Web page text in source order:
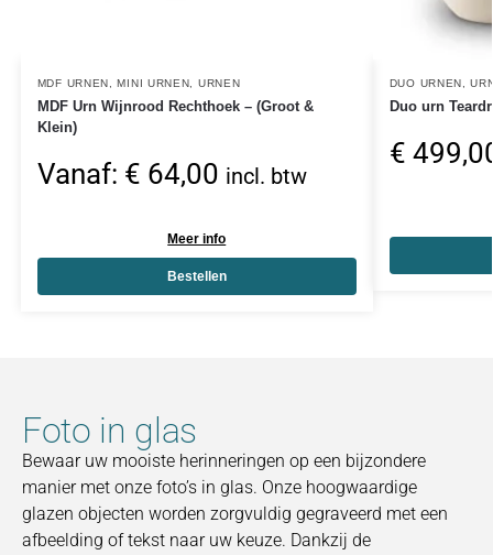
MDF URNEN ,MINI URNEN URNEN
MDF Urn Wijnrood Rechthoek – (Groot &
Klein)
Vanaf: € 64,00 incl. btw
Meer info
Bestellen
DUO URNEN ,
Duo urn
€
Foto in glas
Bewaar uw mooiste herinneringen op een bijzondere
manier met onze foto’s in glas. Onze hoogwaardige
glazen objecten worden zorgvuldig gegraveerd met een
afbeelding of tekst naar uw keuze. Dankzij de